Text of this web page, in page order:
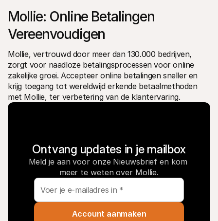
Mollie: Online Betalingen
Vereenvoudigen
Mollie, vertrouwd door meer dan 130.000 bedrijven,
zorgt voor naadloze betalingsprocessen voor online
zakelijke groei. Accepteer online betalingen sneller en
krijg toegang tot wereldwijd erkende betaalmethoden
met Mollie, ter verbetering van de klantervaring.
Ontvang updates in je mailbox
Meld je aan voor onze Nieuwsbrief en kom
meer te weten over Mollie.
Account aanmaken